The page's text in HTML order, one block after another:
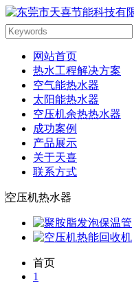
网站首页
热水工程解决方案
空气能热水器
太阳能热水器
空压机余热热水器
成功案例
产品展示
关于天喜
联系方式
空压机热水器
首页
1